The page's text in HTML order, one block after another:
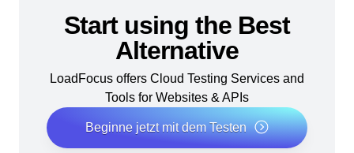
Start using the Best
Alternative
LoadFocus offers Cloud Testing Services and
Tools for Websites & APIs
Beginne jetzt mit dem Testen